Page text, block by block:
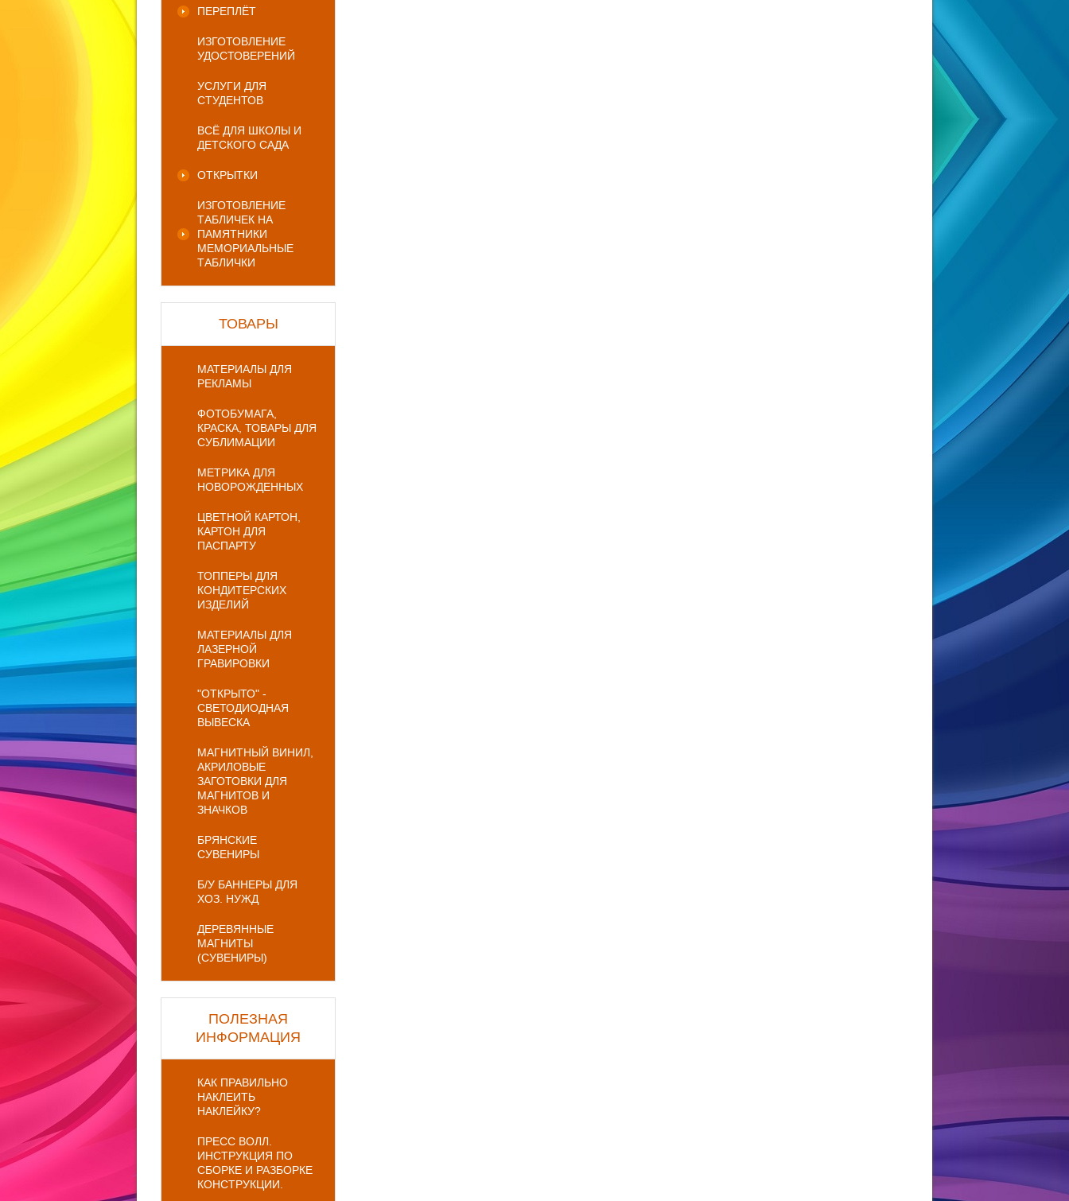
ПЕРЕПЛЁТ
ИЗГОТОВЛЕНИЕ
УДОСТОВЕРЕНИЙ
УСЛУГИ ДЛЯ
СТУДЕНТОВ
ВСЁ ДЛЯ ШКОЛЫ И
ДЕТСКОГО САДА
ОТКРЫТКИ
ИЗГОТОВЛЕНИЕ
ТАБЛИЧЕК НА
ПАМЯТНИКИ
МЕМОРИАЛЬНЫЕ
ТАБЛИЧКИ
ТОВАРЫ
МАТЕРИАЛЫ ДЛЯ
РЕКЛАМЫ
ФОТОБУМАГА,
КРАСКА, ТОВАРЫ ДЛЯ
СУБЛИМАЦИИ
МЕТРИКА ДЛЯ
НОВОРОЖДЕННЫХ
ЦВЕТНОЙ КАРТОН,
КАРТОН ДЛЯ
ПАСПАРТУ
ТОППЕРЫ ДЛЯ
КОНДИТЕРСКИХ
ИЗДЕЛИЙ
МАТЕРИАЛЫ ДЛЯ
ЛАЗЕРНОЙ
ГРАВИРОВКИ
"ОТКРЫТО" -
СВЕТОДИОДНАЯ
ВЫВЕСКА
МАГНИТНЫЙ ВИНИЛ,
АКРИЛОВЫЕ
ЗАГОТОВКИ ДЛЯ
МАГНИТОВ И
ЗНАЧКОВ
БРЯНСКИЕ
СУВЕНИРЫ
Б/У БАННЕРЫ ДЛЯ
ХОЗ. НУЖД
ДЕРЕВЯННЫЕ
МАГНИТЫ
(СУВЕНИРЫ)
ПОЛЕЗНАЯ
ИНФОРМАЦИЯ
КАК ПРАВИЛЬНО
НАКЛЕИТЬ
НАКЛЕЙКУ?
ПРЕСС ВОЛЛ.
ИНСТРУКЦИЯ ПО
СБОРКЕ И РАЗБОРКЕ
КОНСТРУКЦИИ.